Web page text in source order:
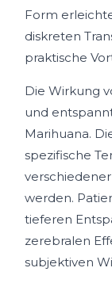
Form
diskreten
praktische
Die Wirkung
und
Marihuana.
spezifische
werden.
tieferen
zerebralen
subjektiven